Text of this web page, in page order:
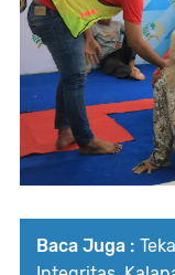
Baca Juga :